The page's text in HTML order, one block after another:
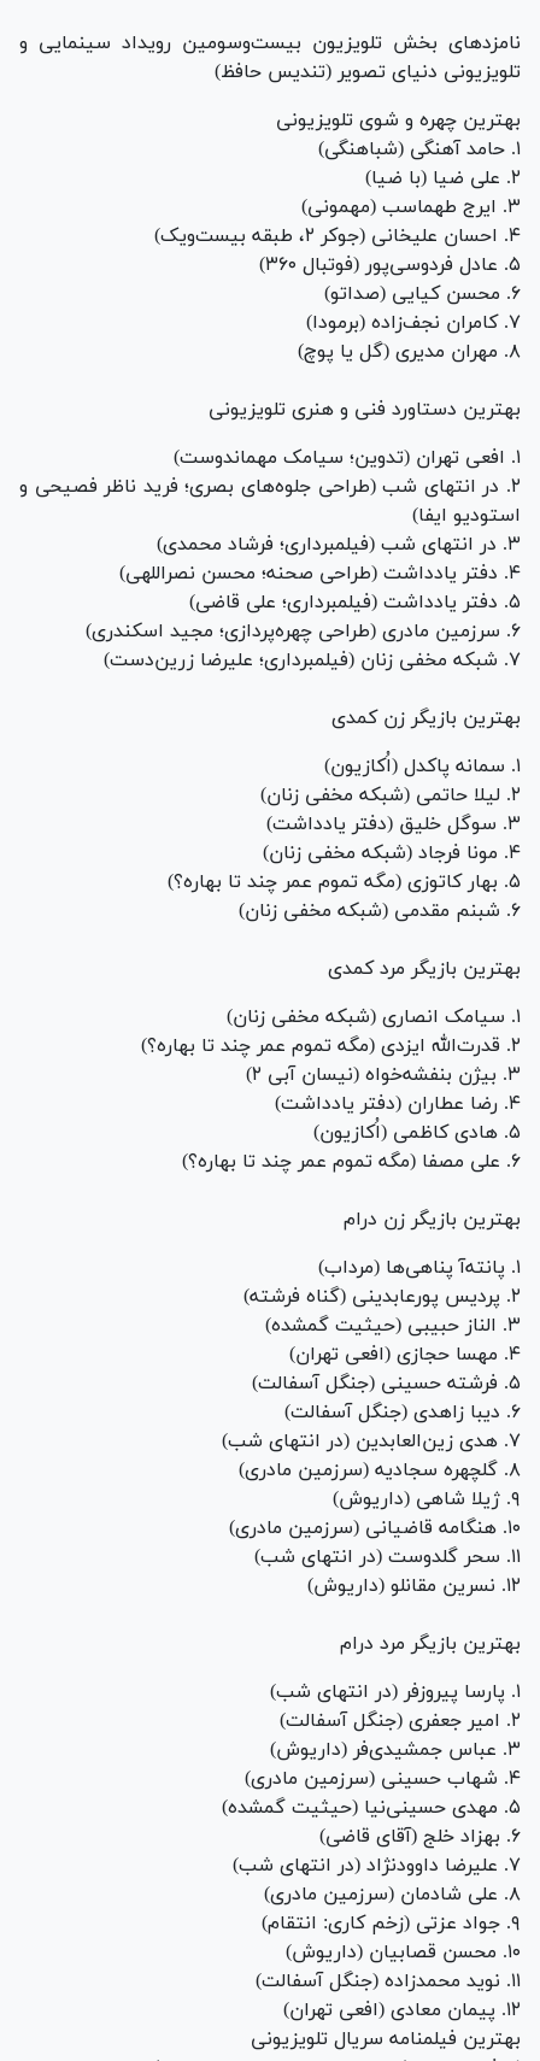
نامزد‌های بخش تلویزیون بیست‌و‌سومین رویداد سینمایی و
تلویزیونی دنیای تصویر (تندیس حافظ)
بهترین چهره و شوی تلویزیونی
۱. حامد آهنگی (شباهنگی)
۲. علی ضیا (با ضیا)
۳. ایرج طهماسب (مهمونی)
۴. احسان علیخانی (جوکر ۲، طبقه بیست‌و‌یک)
۵. عادل فردوسی‌پور (فوتبال ۳۶۰)
۶. محسن کیایی (صداتو)
۷. کامران نجف‌زاده (برمودا)
۸. مهران مدیری (گل یا پوچ)
بهترین دستاورد فنی و هنری تلویزیونی
۱. افعی تهران (تدوین؛ سیامک مهماندوست)
۲. در انتهای شب (طراحی جلوه‌های بصری؛ فرید ناظر فصیحی و
استودیو ایفا)
۳. در انتهای شب (فیلمبرداری؛ فرشاد محمدی)
۴. دفتر یادداشت (طراحی صحنه؛ محسن نصراللهی)
۵. دفتر یادداشت (فیلمبرداری؛ علی قاضی)
۶. سرزمین مادری (طراحی چهره‌پردازی؛ مجید اسکندری)
۷. شبکه مخفی زنان (فیلمبرداری؛ علیرضا زرین‌دست)
بهترین بازیگر زن کمدی
۱. سمانه پاکدل (اُکازیون)
۲. لیلا حاتمی (شبکه مخفی زنان)
۳. سوگل خلیق (دفتر یادداشت)
۴. مونا فرجاد (شبکه مخفی زنان)
۵. بهار کاتوزی (مگه تموم عمر چند تا بهاره؟)
۶. شبنم مقدمی (شبکه مخفی زنان)
بهترین بازیگر مرد کمدی
۱. سیامک انصاری (شبکه مخفی زنان)
۲. قدرت‌الله ایزدی (مگه تموم عمر چند تا بهاره؟)
۳. بیژن بنفشه‌خواه (نیسان آبی ۲)
۴. رضا عطاران (دفتر یادداشت)
۵. هادی کاظمی (اُکازیون)
۶. علی مصفا (مگه تموم عمر چند تا بهاره؟)
بهترین بازیگر زن درام
۱. پانته‌آ پناهی‌ها (مرداب)
۲. پردیس پورعابدینی (گناه فرشته)
۳. الناز حبیبی (حیثیت گمشده)
۴. مهسا حجازی (افعی تهران)
۵. فرشته حسینی (جنگل آسفالت)
۶. دیبا زاهدی (جنگل آسفالت)
۷. هدی زین‌العابدین (در انتهای شب)
۸. گلچهره سجادیه (سرزمین مادری)
۹. ژیلا شاهی (داریوش)
۱۰. هنگامه قاضیانی (سرزمین مادری)
۱۱. سحر گلدوست (در انتهای شب)
۱۲. نسرین مقانلو (داریوش)
بهترین بازیگر مرد درام
۱. پارسا پیروزفر (در انتهای شب)
۲. امیر جعفری (جنگل آسفالت)
۳. عباس جمشیدی‌فر (داریوش)
۴. شهاب حسینی (سرزمین مادری)
۵. مهدی حسینی‌نیا (حیثیت گمشده)
۶. بهزاد خلج (آقای قاضی)
۷. علیرضا داوودنژاد (در انتهای شب)
۸. علی شادمان (سرزمین مادری)
۹. جواد عزتی (زخم کاری: انتقام)
۱۰. محسن قصابیان (داریوش)
۱۱. نوید محمدزاده (جنگل آسفالت)
۱۲. پیمان معادی (افعی تهران)
بهترین فیلمنامه سریال تلویزیونی